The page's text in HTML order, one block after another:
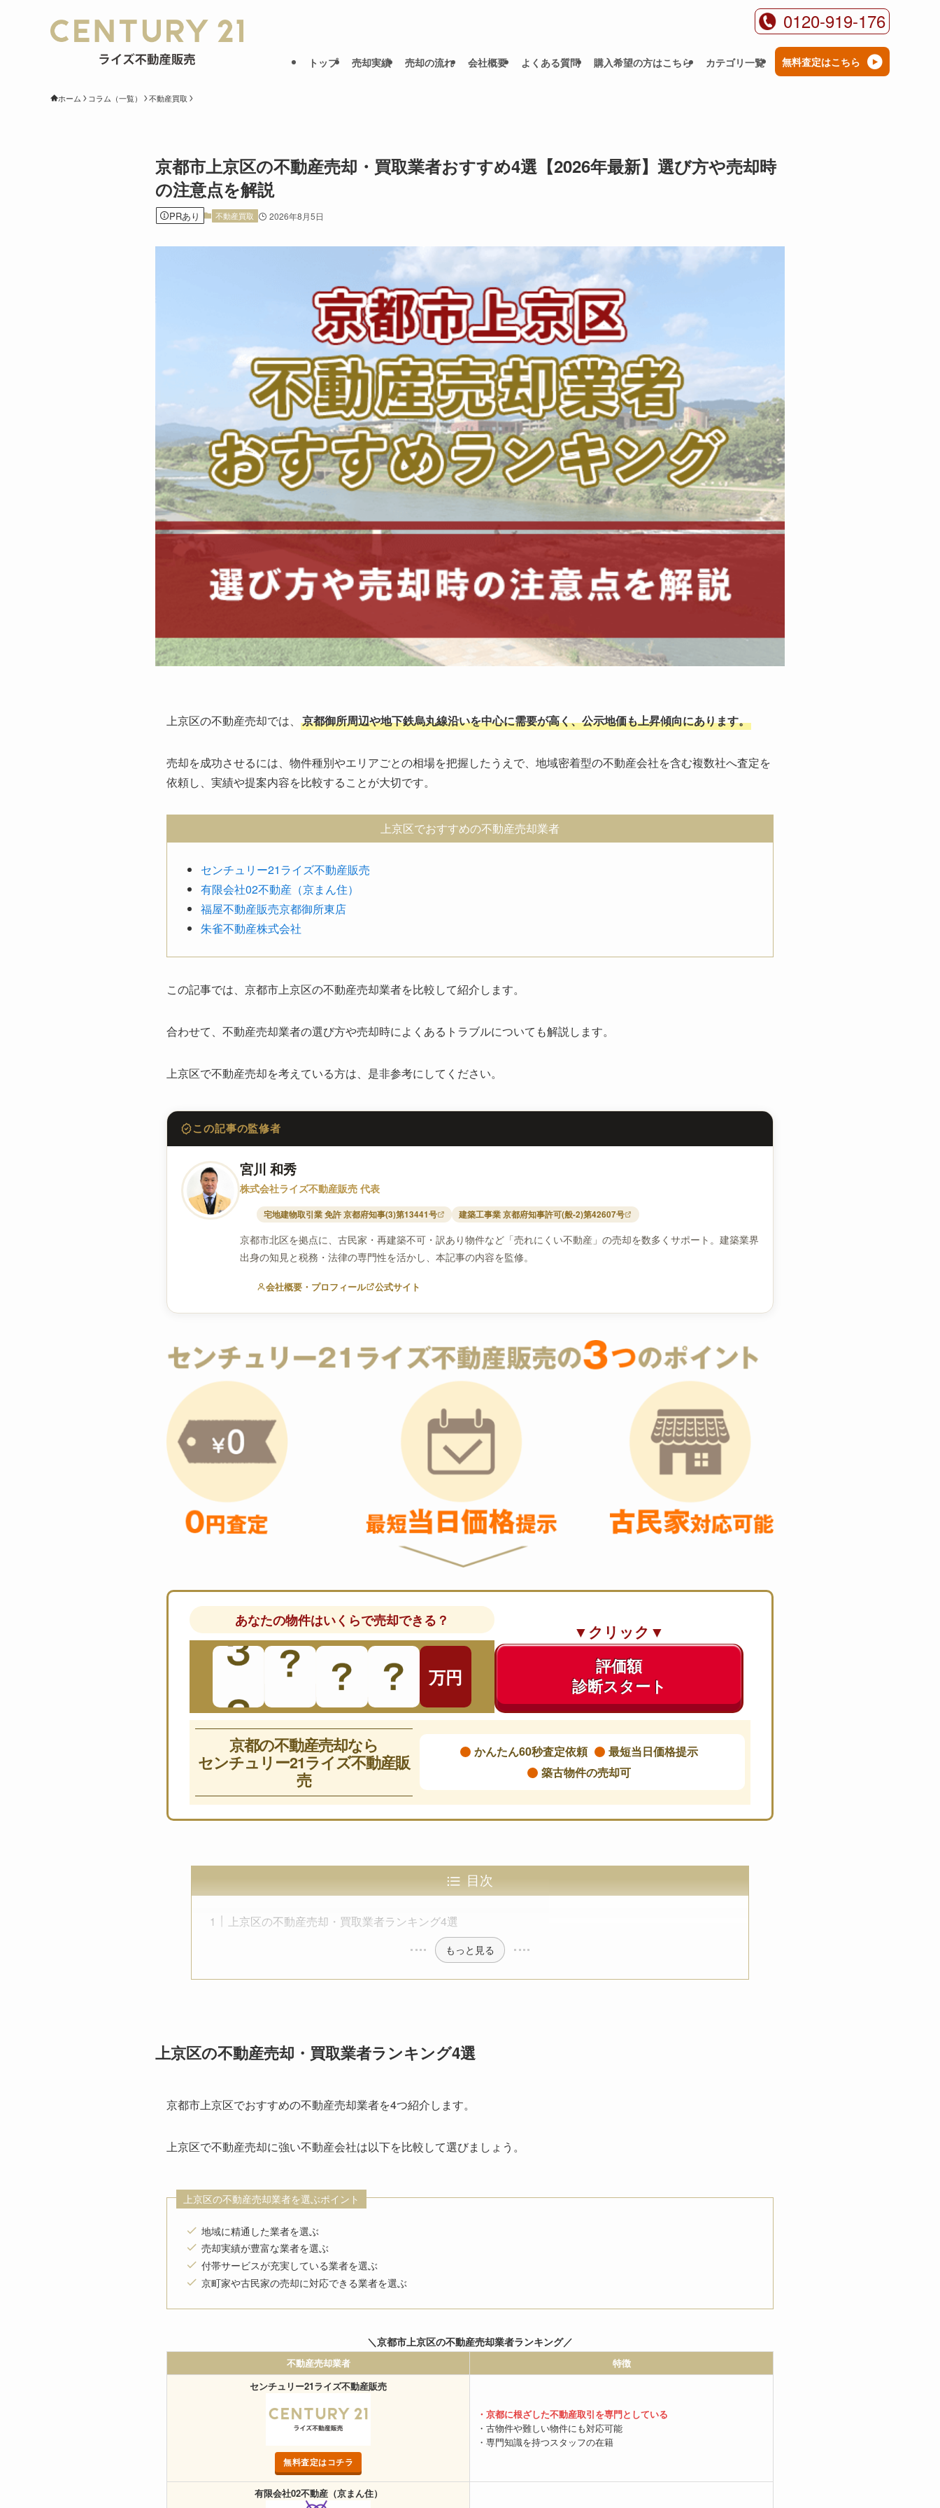
トップ 売却実績 売却の流れ 会社概要 よくある質問 購入希望の方はこちら カテゴリ一覧 無料査定はこちら
0120-919-176
ホーム コラム（一覧） 不動産買取
京都市上京区の不動産売却・買取業者おすすめ4選【2026年最新】選び方や売却時
の注意点を解説
PRあり 不動産買取 2026年8月5日
上京区の不動産売却では、 京都御所周辺や地下鉄烏丸線沿いを中心に需要が高く、公示地価も上昇傾向にあります。
売却を成功させるには、物件種別やエリアごとの相場を把握したうえで、地域密着型の不動産会社を含む複数社へ査定を
依頼し、実績や提案内容を比較することが大切です。
上京区でおすすめの不動産売却業者
センチュリー21ライズ不動産販売
有限会社02不動産（京まん住）
福屋不動産販売京都御所東店
朱雀不動産株式会社
この記事では、京都市上京区の不動産売却業者を比較して紹介します。
合わせて、不動産売却業者の選び方や売却時によくあるトラブルについても解説します。
上京区で不動産売却を考えている方は、是非参考にしてください。
この記事の監修者
宮川 和秀
株式会社ライズ不動産販売 代表
宅地建物取引業 免許 京都府知事(3)第13441号 建築工事業 京都府知事許可(般-2)第42607号
京都市北区を拠点に、古民家・再建築不可・訳あり物件など「売れにくい不動産」の売却を数多くサポート。建築業界
出身の知見と税務・法律の専門性を活かし、本記事の内容を監修。
会社概要・プロフィール 公式サイト
あなたの物件はいくらで売却できる？
万円
▼クリック▼
評価額
診断スタート
京都の不動産売却なら
センチュリー21ライズ不動産販
売
かんたん60秒査定依頼
最短当日価格提示
築古物件の売却可
目次
上京区の不動産売却・買取業者ランキング4選
もっと見る
上京区の不動産売却・買取業者ランキング4選
京都市上京区でおすすめの不動産売却業者を4つ紹介します。
上京区で不動産売却に強い不動産会社は以下を比較して選びましょう。
上京区の不動産売却業者を選ぶポイント
地域に精通した業者を選ぶ
売却実績が豊富な業者を選ぶ
付帯サービスが充実している業者を選ぶ
京町家や古民家の売却に対応できる業者を選ぶ
＼京都市上京区の不動産売却業者ランキング／
不動産売却業者
特徴
センチュリー21ライズ不動産販売
無料査定はコチラ
・京都に根ざした不動産取引を専門としている
・古物件や難しい物件にも対応可能
・専門知識を持つスタッフの在籍
有限会社02不動産（京まん住）